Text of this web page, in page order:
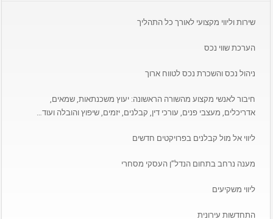
שירות וליווי מקצועי לאורך כל התהליך
הערכת שווי נכס
ניהול נכס והשכרת נכס לטווח ארוך
חיבור לאנשי מקצוע מהשורה הראשונה: יעוץ משכנתאות, שמאים,
אדריכלים, מעצבי פנים, עורכי דין, קבלנים, יזמים, שיפוץ והובלה ועוד…
ליווי אל מול קבלנים בפרויקטים חדשים
מענה נרחב בתחום הנדל”ן העסקי מסחרי
ליווי משקיעים
התחדשות עירונית